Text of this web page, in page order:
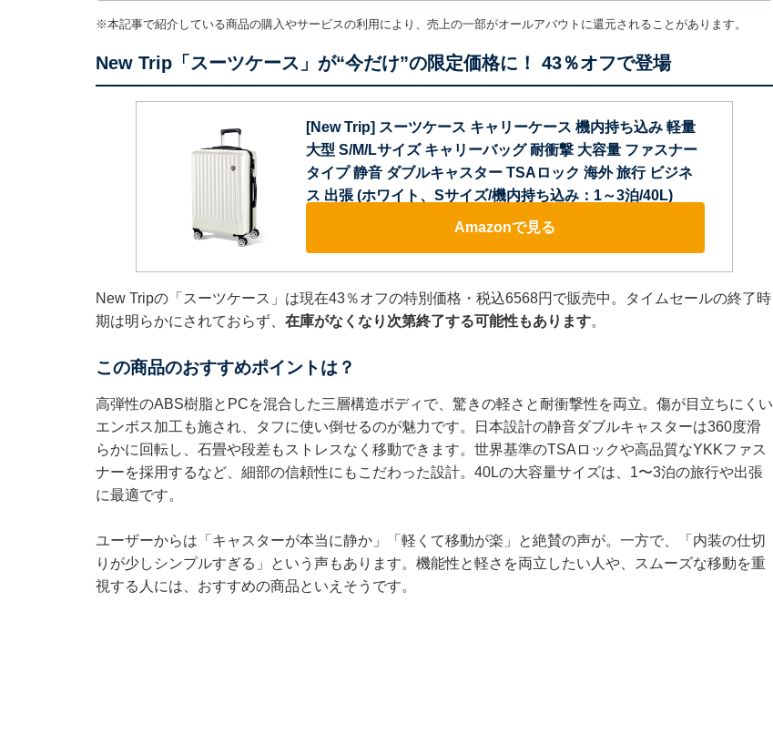
※本記事で紹介している商品の購入やサービスの利用により、売上の一部がオールアバウトに還元されることがあります。
New Trip「スーツケース」が“今だけ”の限定価格に！ 43％オフで登場
[New Trip] スーツケース キャリーケース 機内持ち込み 軽量
大型 S/M/Lサイズ キャリーバッグ 耐衝撃 大容量 ファスナー
タイプ 静音 ダブルキャスター TSAロック 海外 旅行 ビジネ
ス 出張 (ホワイト、Sサイズ/機内持ち込み：1～3泊/40L)
Amazonで見る
New Tripの「スーツケース」は現在43％オフの特別価格・税込6568円で販売中。タイムセールの終了時
期は明らかにされておらず、 在庫がなくなり次第終了する可能性もあります。
この商品のおすすめポイントは？
高弾性のABS樹脂とPCを混合した三層構造ボディで、驚きの軽さと耐衝撃性を両立。傷が目立ちにくい
エンボス加工も施され、タフに使い倒せるのが魅力です。日本設計の静音ダブルキャスターは360度滑
らかに回転し、石畳や段差もストレスなく移動できます。世界基準のTSAロックや高品質なYKKファス
ナーを採用するなど、細部の信頼性にもこだわった設計。40Lの大容量サイズは、1〜3泊の旅行や出張
に最適です。
ユーザーからは「キャスターが本当に静か」「軽くて移動が楽」と絶賛の声が。一方で、「内装の仕切
りが少しシンプルすぎる」という声もあります。機能性と軽さを両立したい人や、スムーズな移動を重
視する人には、おすすめの商品といえそうです。